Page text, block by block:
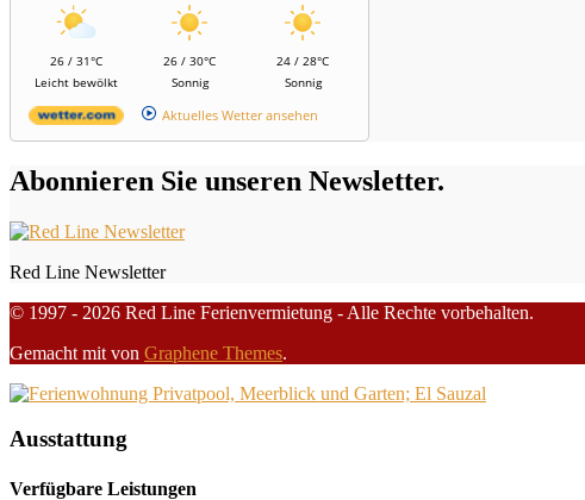
26 / 31°C
Leicht bewölkt
26 / 30°C
Sonnig
24 / 28°C
Sonnig
Aktuelles Wetter ansehen
Abonnieren Sie unseren Newsletter.
Red Line Newsletter
© 1997 - 2026 Red Line Ferienvermietung - Alle Rechte vorbehalten.
Gemacht mit von Graphene Themes.
Ausstattung
Verfügbare Leistungen